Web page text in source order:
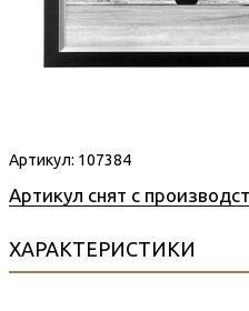
Артикул: 107384
Артикул снят с
ХАРАКТЕРИСТИКИ